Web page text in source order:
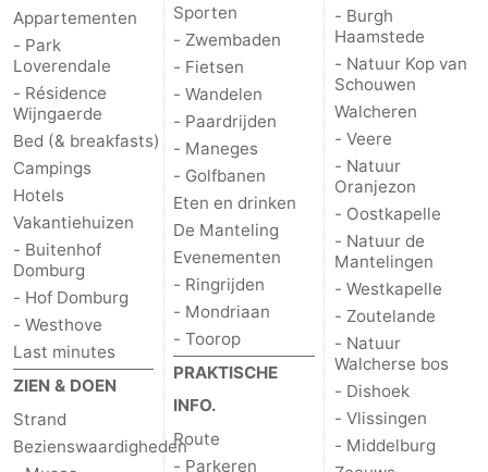
Cadzand
-
Natuur
Het
Zwin
Weer
Contact
Appartementen
- Park
Loverendale
- Résidence
Wijngaerde
Bed (& breakfasts)
Campings
Hotels
Vakantiehuizen
- Buitenhof
Domburg
- Hof Domburg
- Westhove
Last minutes
ZIEN & DOEN
Strand
Bezienswaardigheden
Sporten
- Zwembaden
- Fietsen
- Wandelen
- Paardrijden
- Maneges
- Golfbanen
Eten en drinken
De Manteling
Evenementen
- Ringrijden
- Mondriaan
- Toorop
PRAKTISCHE
INFO.
Route
- Parkeren
- Burgh
Haamstede
- Natuur Kop van
Schouwen
Walcheren
- Veere
- Natuur
Oranjezon
- Oostkapelle
- Natuur de
Mantelingen
- Westkapelle
- Zoutelande
- Natuur
Walcherse bos
- Dishoek
- Vlissingen
- Middelburg